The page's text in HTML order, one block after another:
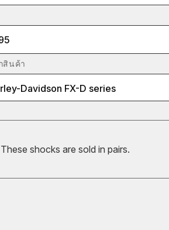
สินค้า
Davidson FX-D series
These shocks are sold in pairs.